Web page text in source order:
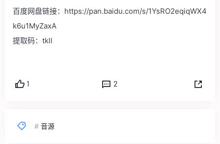
百度网盘链接：https://pan.baidu.com/s/1YsRO2eqiqWX4
k6u1MyZaxA
提取码：tkll
1 2
# 音源